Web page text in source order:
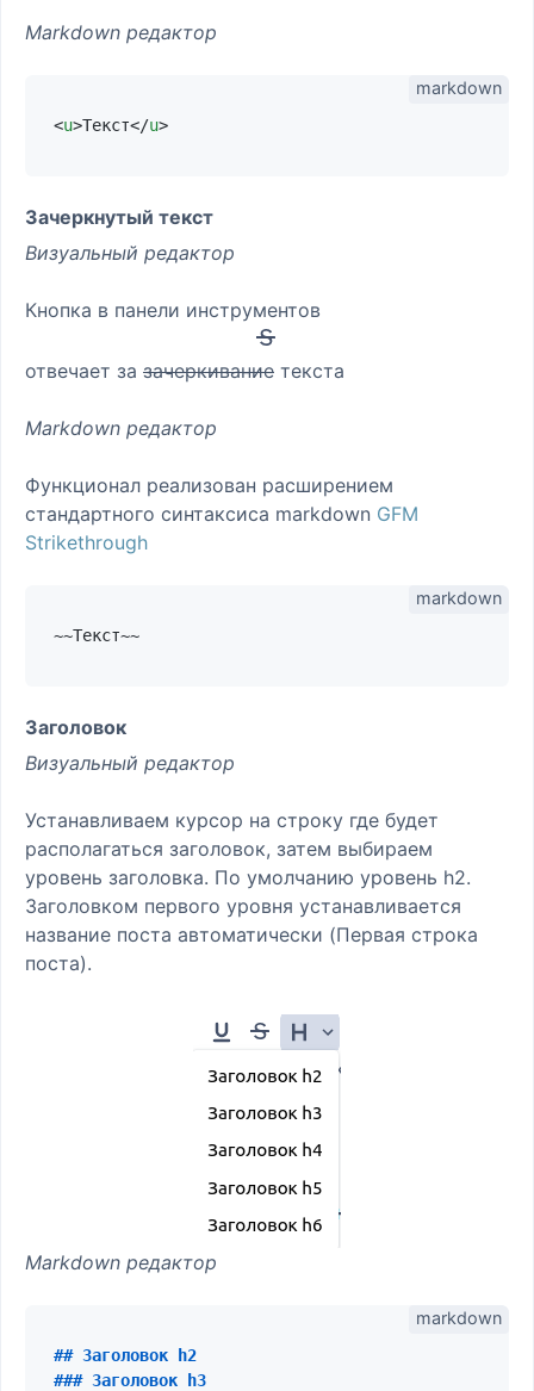
Markdown редактор
<u>Текст</u>
Зачеркнутый текст
Визуальный редактор
Кнопка в панели инструментов
отвечает за зачеркивание текста
Markdown редактор
Функционал реализован расширением
стандартного синтаксиса markdown GFM
Strikethrough
Заголовок
Визуальный редактор
Устанавливаем курсор на строку где будет
располагаться заголовок, затем выбираем
уровень заголовка. По умолчанию уровень h2.
Заголовком первого уровня устанавливается
название поста автоматически (Первая строка
поста).
Markdown редактор
## Заголовок h2
### Заголовок h3